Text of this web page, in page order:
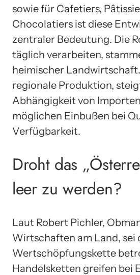
sowie für Cafetiers,
Chocolatiers ist diese
zentraler Bedeutung. Die
täglich verarbeiten,
heimischer
regionale Produktion,
Abhängigkeit von
möglichen Einbußen bei
Verfügbarkeit.
Droht das
leer zu werden?
Laut Robert Pichler,
Wirtschaften am Land, sei
Wertschöpfungskette
Handelsketten greifen bei